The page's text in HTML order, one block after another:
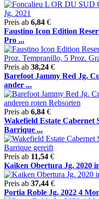
Preis ab 6,84 €
Faustino Icon Edition
Pro ...
Preis ab 38,24 €
Barefoot Jammy Red Jg.
ander ...
Preis ab 6,84 €
Wakefield Estate Cabernet
Barrique ...
Preis ab 11,54 €
Kaiken Obertura Jg. 2020
Preis ab 37,44 €
Portia Roble Jg. 2022 4